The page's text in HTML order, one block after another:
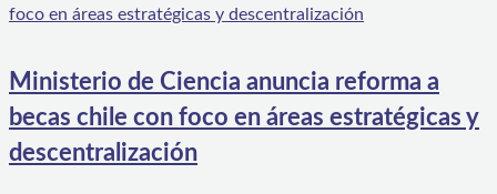
Ministerio de Ciencia anuncia reforma a
becas chile con foco en áreas estratégicas y
descentralización